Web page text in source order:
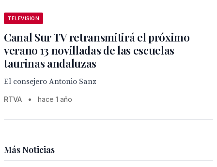
TELEVISION
Canal Sur TV retransmitirá el próximo
verano 13 novilladas de las escuelas
taurinas andaluzas
El consejero Antonio Sanz
RTVA • hace 1 año
Más Noticias